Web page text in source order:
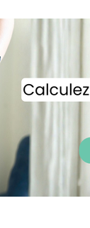
Votre
envoyer